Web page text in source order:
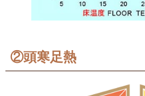
②頭寒足熱